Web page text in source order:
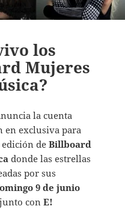
los
Mujeres
la cuenta
en exclusiva para
edición deBillboard
donde las estrellas
por sus
9 de junio
conE!